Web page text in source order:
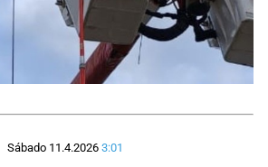
Sábado 11.4.2026 3:01